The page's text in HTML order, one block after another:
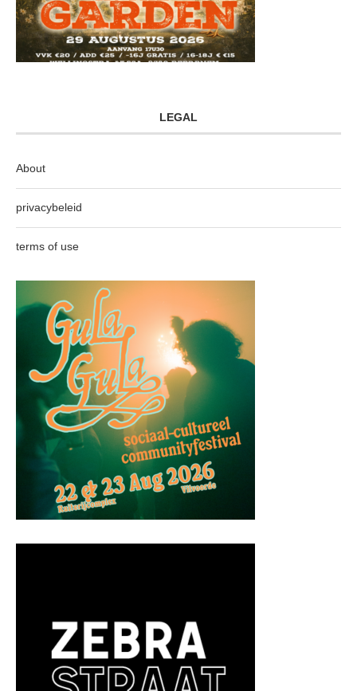
LEGAL
About
privacybeleid
terms of use